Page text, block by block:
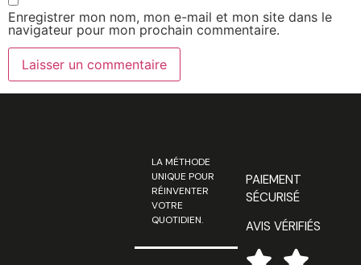
Enregistrer mon nom, mon e-mail et mon site dans le
navigateur pour mon prochain commentaire.
LA MÉTHODE
UNIQUE POUR
RÉINVENTER
VOTRE
QUOTIDIEN.
PAIEMENT
SÉCURISÉ
AVIS VÉRIFIÉS